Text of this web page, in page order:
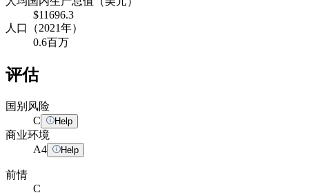
$11696.3
人口（2021年）
0.6百万
评估
国别风险
C
Help
商业环境
A4 Help
前情
C